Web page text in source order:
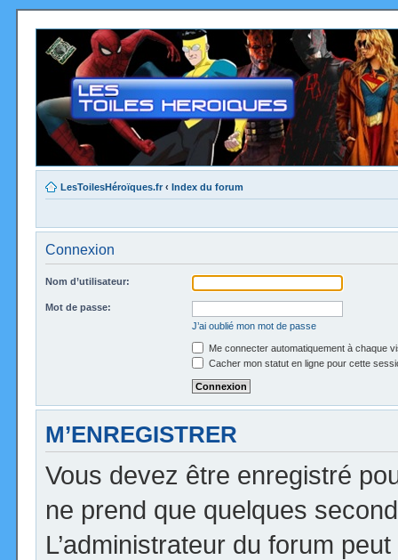
LesToilesHéroïques.fr ‹ Index du forum
Connexion
Nom d’utilisateur:
Mot de passe:
J’ai oublié mon mot de passe
Me connecter automatiquement à chaque
Cacher mon statut en ligne pour cette
M’ENREGISTRER
Vous devez être enregistré
ne prend que quelques
L’administrateur du forum